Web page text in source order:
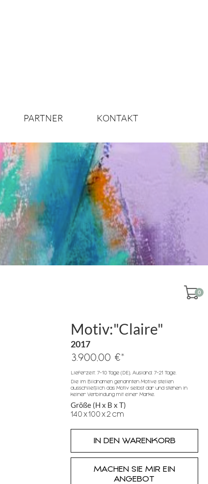
PARTNER KONTAKT
0
Motiv:"Claire"
2017
3.900,00 €*
Lieferzeit: 7-10 Tage (DE), Ausland: 7-21 Tage.
Die im Bildnamen genannten Motive stellen
ausschließlich das Motiv selbst dar und stehen in
keiner Verbindung mit einer Marke.
Größe (H x B x T)
140x100x2 cm
MACHEN SIE MIR EIN
ANGEBOT